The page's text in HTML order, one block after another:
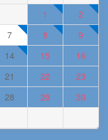
1
2
7 8
9
14 15
16
21 22
23
28 29
30